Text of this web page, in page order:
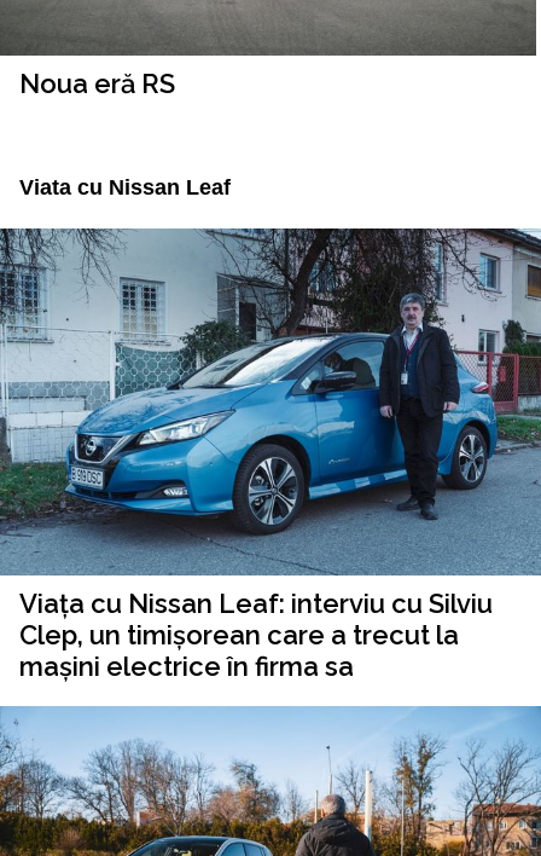
Noua eră RS
Viata cu Nissan Leaf
Viața cu Nissan Leaf: interviu cu Silviu
Clep, un timișorean care a trecut la
mașini electrice în firma sa